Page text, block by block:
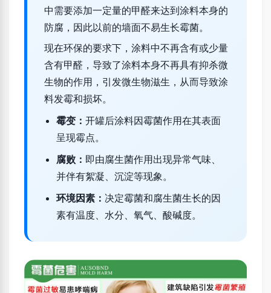
中需要添加一定量的甲醛来达到涂料本身的
防腐，因此以前的墙面不易生长霉菌。
现在环保的要求下，涂料中不再含有或少量
含有甲醛，导致了涂料本身不再具有抑杀微
生物的作用，引发微生物滋生，从而导致涂
料发霉和损坏。
霉变： 开罐后涂料因霉菌作用在其表面
呈现霉点。
腐败： 即由腐生菌作用出现异常气味、
并伴有絮凝、沉淀等现象。
环境因素： 决定霉菌和腐生菌生长的因
素有温度、水分、氧气、酸碱度。